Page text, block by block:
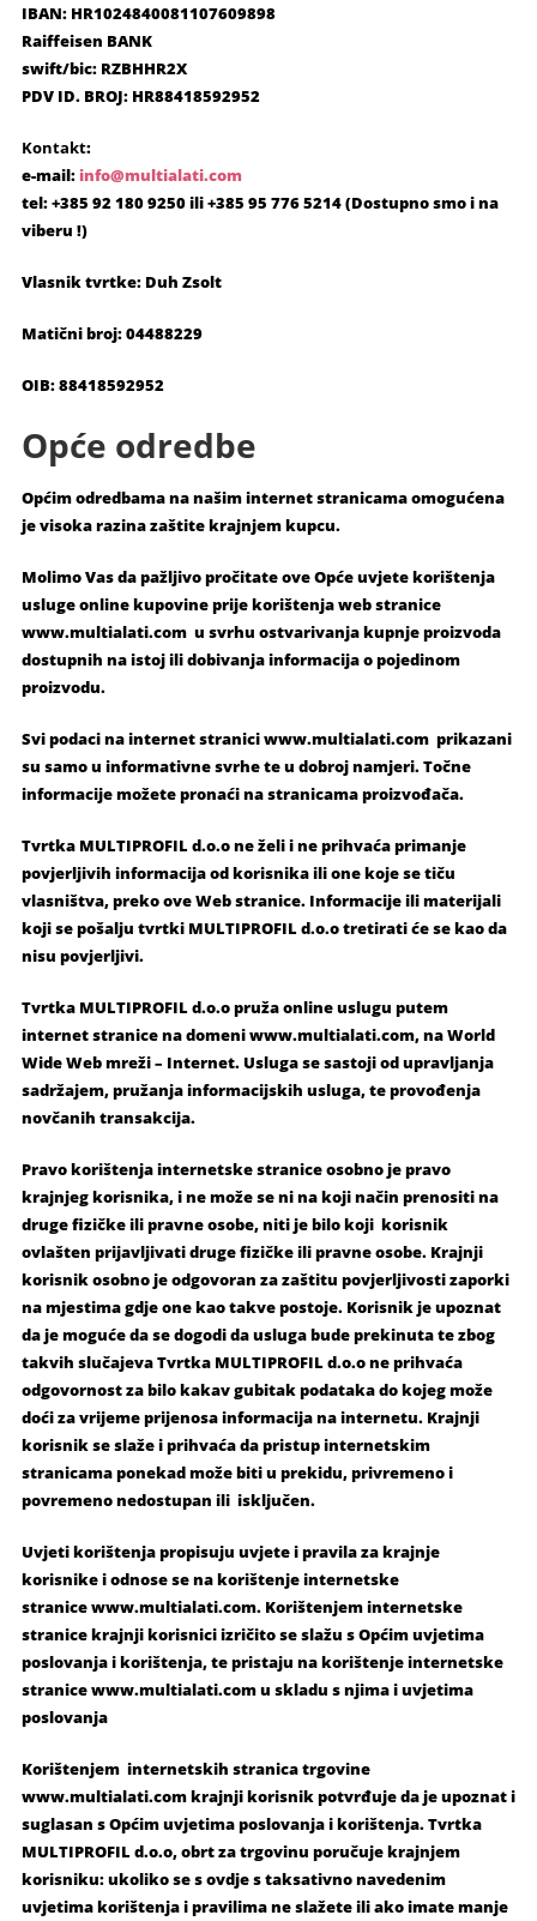
IBAN: HR1024840081107609898
Raiffeisen BANK
swift/bic: RZBHHR2X
PDV ID. BROJ: HR88418592952
Kontakt:
e-mail: info@multialati.com
tel: +385 92 180 9250 ili +385 95 776 5214 (Dostupno smo i na
viberu !)
Vlasnik tvrtke: Duh Zsolt
Matični broj: 04488229
OIB: 88418592952
Opće odredbe
Općim odredbama na našim internet stranicama omogućena
je visoka razina zaštite krajnjem kupcu.
Molimo Vas da pažljivo pročitate ove Opće uvjete korištenja
usluge online kupovine prije korištenja web stranice
www.multialati.com u svrhu ostvarivanja kupnje proizvoda
dostupnih na istoj ili dobivanja informacija o pojedinom
proizvodu.
Svi podaci na internet stranici www.multialati.com prikazani
su samo u informativne svrhe te u dobroj namjeri. Točne
informacije možete pronaći na stranicama proizvođača.
Tvrtka MULTIPROFIL d.o.o ne želi i ne prihvaća primanje
povjerljivih informacija od korisnika ili one koje se tiču
vlasništva, preko ove Web stranice. Informacije ili materijali
koji se pošalju tvrtki MULTIPROFIL d.o.o tretirati će se kao da
nisu povjerljivi.
Tvrtka MULTIPROFIL d.o.o pruža online uslugu putem
internet stranice na domeni www.multialati.com, na World
Wide Web mreži – Internet. Usluga se sastoji od upravljanja
sadržajem, pružanja informacijskih usluga, te provođenja
novčanih transakcija.
Pravo korištenja internetske stranice osobno je pravo
krajnjeg korisnika, i ne može se ni na koji način prenositi na
druge fizičke ili pravne osobe, niti je bilo koji korisnik
ovlašten prijavljivati druge fizičke ili pravne osobe. Krajnji
korisnik osobno je odgovoran za zaštitu povjerljivosti zaporki
na mjestima gdje one kao takve postoje. Korisnik je upoznat
da je moguće da se dogodi da usluga bude prekinuta te zbog
takvih slučajeva Tvrtka MULTIPROFIL d.o.o ne prihvaća
odgovornost za bilo kakav gubitak podataka do kojeg može
doći za vrijeme prijenosa informacija na internetu. Krajnji
korisnik se slaže i prihvaća da pristup internetskim
stranicama ponekad može biti u prekidu, privremeno i
povremeno nedostupan ili isključen.
Uvjeti korištenja propisuju uvjete i pravila za krajnje
korisnike i odnose se na korištenje internetske
stranice www.multialati.com. Korištenjem internetske
stranice krajnji korisnici izričito se slažu s Općim uvjetima
poslovanja i korištenja, te pristaju na korištenje internetske
stranice www.multialati.com u skladu s njima i uvjetima
poslovanja
Korištenjem internetskih stranica trgovine
www.multialati.com krajnji korisnik potvrđuje da je upoznat i
suglasan s Općim uvjetima poslovanja i korištenja. Tvrtka
MULTIPROFIL d.o.o, obrt za trgovinu poručuje krajnjem
korisniku: ukoliko se s ovdje s taksativno navedenim
uvjetima korištenja i pravilima ne slažete ili ako imate manje